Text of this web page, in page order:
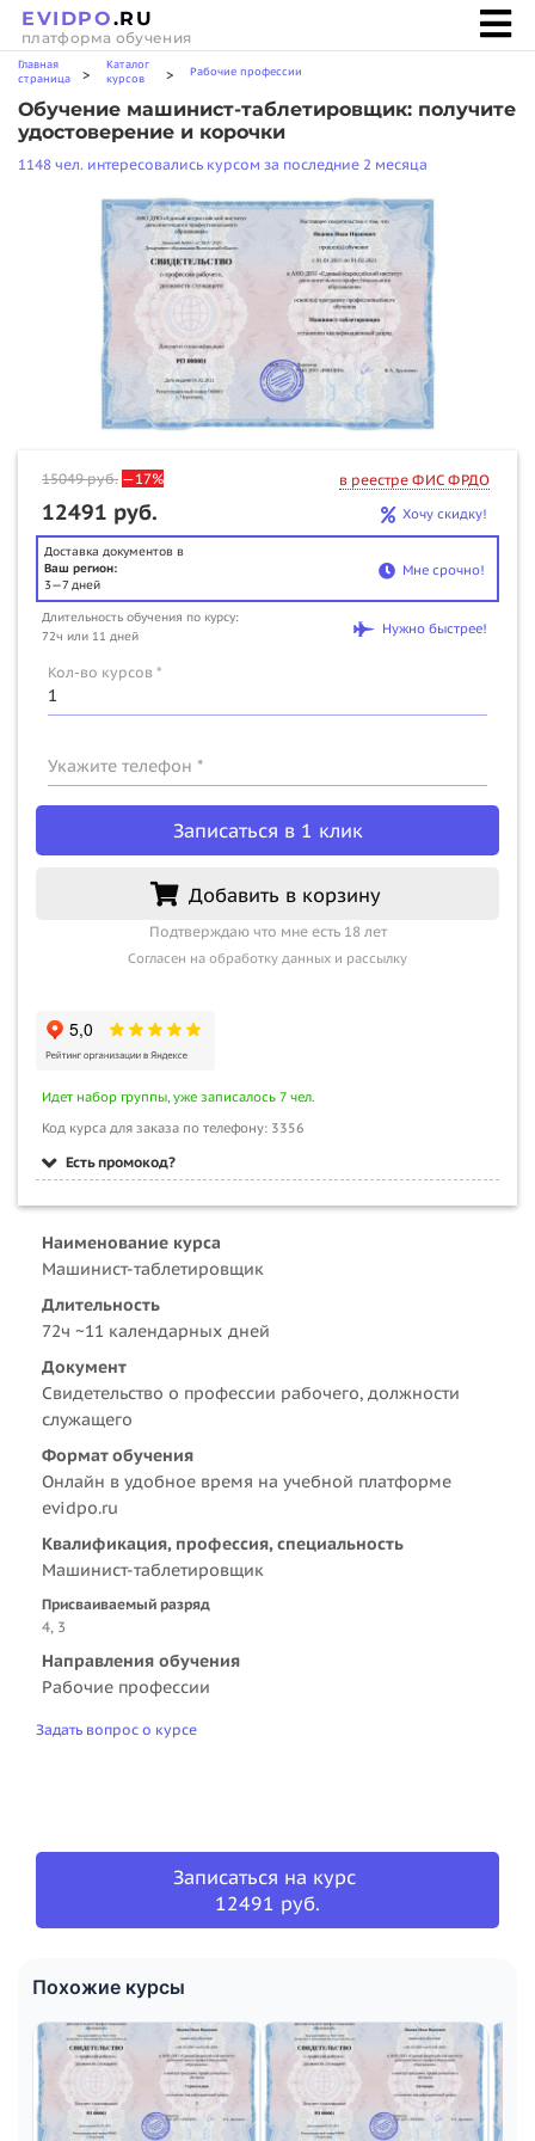
EVIDPO.RU
платформа обучения
Главная
страница
>
Каталог
курсов
> Рабочие профессии
Обучение машинист-таблетировщик: получите
удостоверение и корочки
1148 чел. интересовались курсом за последние 2 месяца
15049руб. —17% в реестре ФИС ФРДО
12491 руб. Хочу скидку!
Доставка документов в
Ваш регион:
3—7 дней
Мне срочно!
Длительность обучения по курсу:
72ч или 11 дней
Нужно быстрее!
Кол-во курсов *
Укажите телефон *
Записаться в 1 клик
Добавить в корзину
Подтверждаю что мне есть 18 лет
Согласен на обработку данных и рассылку
Идет набор группы, уже записалось 7 чел.
Код курса для заказа по телефону: 3356
Есть промокод?
Наименование курса
Машинист-таблетировщик
Длительность
72ч ~11 календарных дней
Документ
Свидетельство о профессии рабочего, должности
служащего
Формат обучения
Онлайн в удобное время на учебной платформе
evidpo.ru
Квалификация, профессия, специальность
Машинист-таблетировщик
Присваиваемый разряд
4, 3
Направления обучения
Рабочие профессии
Задать вопрос о курсе
Записаться на курс
12491 руб.
Похожие курсы